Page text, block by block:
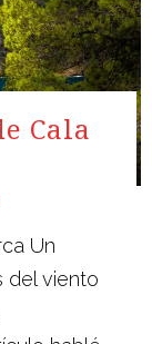
Cala
Un
del viento